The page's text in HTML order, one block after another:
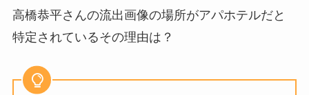
高橋恭平さんの流出画像の場所がアパホテルだと
特定されているその理由は？